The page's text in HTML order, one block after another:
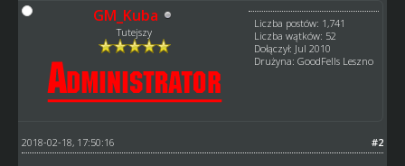
GM_Kuba
Tutejszy
Liczba postów: 1,741
Liczba wątków: 52
Dołączył: Jul 2010
Drużyna: GoodFells Leszno
#2
2018-02-18, 17:50:16